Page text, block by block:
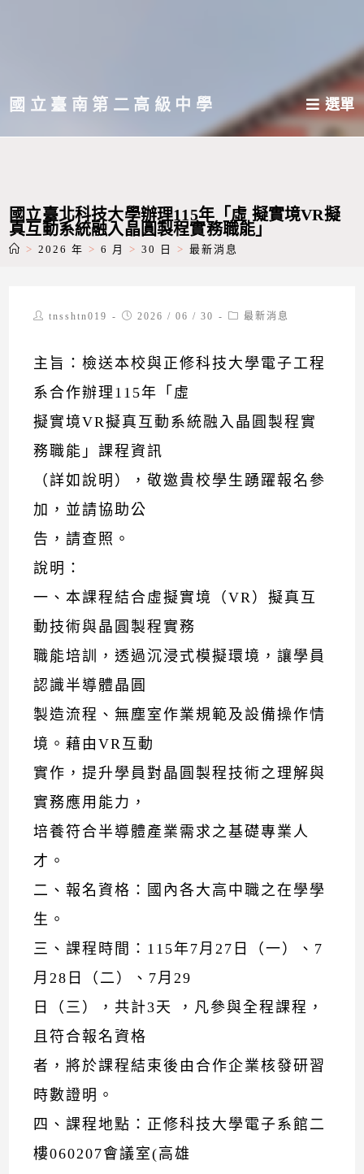
主國立臺南第二高級中學 選單
國立臺北科技大學辦理115年「虛 擬實境VR擬
真互動系統融入晶圓製程實務職能」
> 2026 年 > 6 月 > 30 日 > 最新消息
Posttnsshtn019
Post2026 / 06 / 30
Post最新消息
主旨：檢送本校與正修科技大學電子工程
系合作辦理115年「虛
擬實境VR擬真互動系統融入晶圓製程實
務職能」課程資訊
（詳如說明），敬邀貴校學生踴躍報名參
加，並請協助公
告，請查照。
說明：
一、本課程結合虛擬實境（VR）擬真互
動技術與晶圓製程實務
職能培訓，透過沉浸式模擬環境，讓學員
認識半導體晶圓
製造流程、無塵室作業規範及設備操作情
境。藉由VR互動
實作，提升學員對晶圓製程技術之理解與
實務應用能力，
培養符合半導體產業需求之基礎專業人
才。
二、報名資格：國內各大高中職之在學學
生。
三、課程時間：115年7月27日（一）、7
月28日（二）、7月29
日（三），共計3天 ，凡參與全程課程，
且符合報名資格
者，將於課程結束後由合作企業核發研習
時數證明。
四、課程地點：正修科技大學電子系館二
樓060207會議室(高雄